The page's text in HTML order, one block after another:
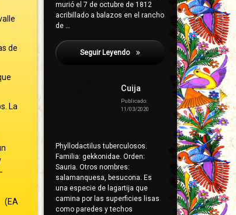
de
La
(EA
murió el 7 de octubre de 1812
acribillado a balazos en el rancho
de …
Seguir Leyendo Anisillo
Cuija
Publicado:
11/03/2020
Phyllodactilus tuberculosos.
Familia: gekkonidae. Orden:
Sauria. Otros nombres:
salamanquesa, besucona. Es
una especie de lagartija que
camina por las superficies lisas
como paredes y techos